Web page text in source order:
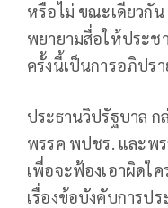
หรือไม่ ขณะเดียวกั
พยายามสื่อให้ประช
ครั้งนี้เป็นการอภิปร
ประธานวิปรัฐบาล
พรรค พปชร. และพ
เพื่อจะฟ้องเอาผิดใ
เรื่องข้อบังคับการป